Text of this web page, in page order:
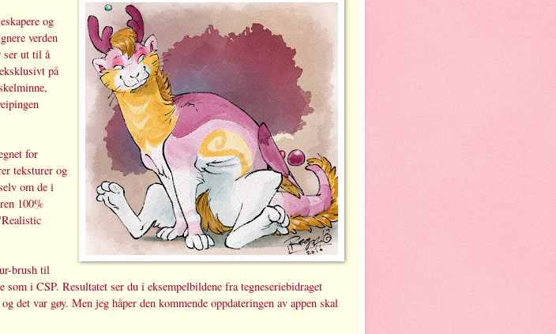
og
verden
ser ut til å
på
for
teksturer og
om de i
100%
brush til
i CSP. Resultatet ser du i eksempelbildene fra tegneseriebidraget
det var gøy. Men jeg håper den kommende oppdateringen av appen skal